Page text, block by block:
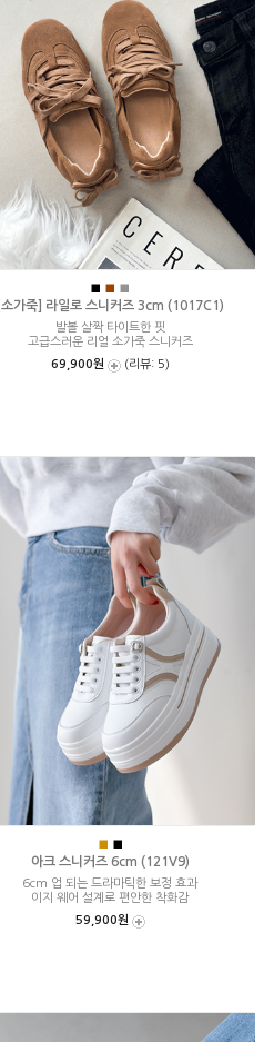
■ ■ ■
[소가죽] 라일로 스니커즈 3cm (1017C1)
발볼 살짝 타이트한 핏
고급스러운 리얼 소가죽 스니커즈
69,900원
(리뷰: 5)
■ ■
아크 스니커즈 6cm (121V9)
6cm 업 되는 드라마틱한 보정 효과
이지 웨어 설계로 편안한 착화감
59,900원